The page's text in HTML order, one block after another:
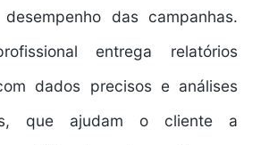
das campanhas.
entrega relatórios
dados precisos e análises
que ajudam o cliente a